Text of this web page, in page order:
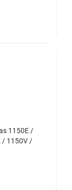
1150E /
/ 1150V /